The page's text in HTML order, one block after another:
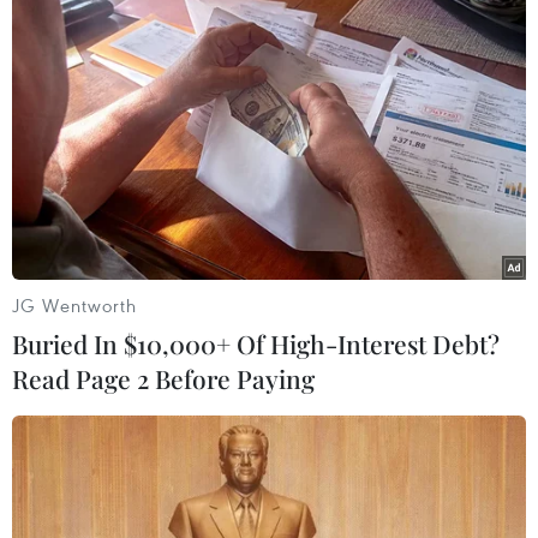
Khẩn trương dập lửa. (Ảnh: Mạnh Linh/TTXVN)
JG Wentworth
Buried In $10,000+ Of High-Interest Debt?
Read Page 2 Before Paying